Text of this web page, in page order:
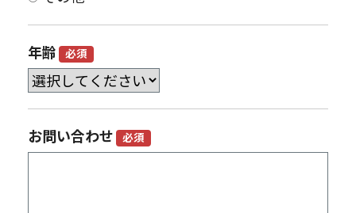
年齢 必須
お問い合わせ 必須